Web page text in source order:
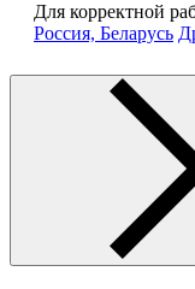
Для корректной
Россия, Беларусь